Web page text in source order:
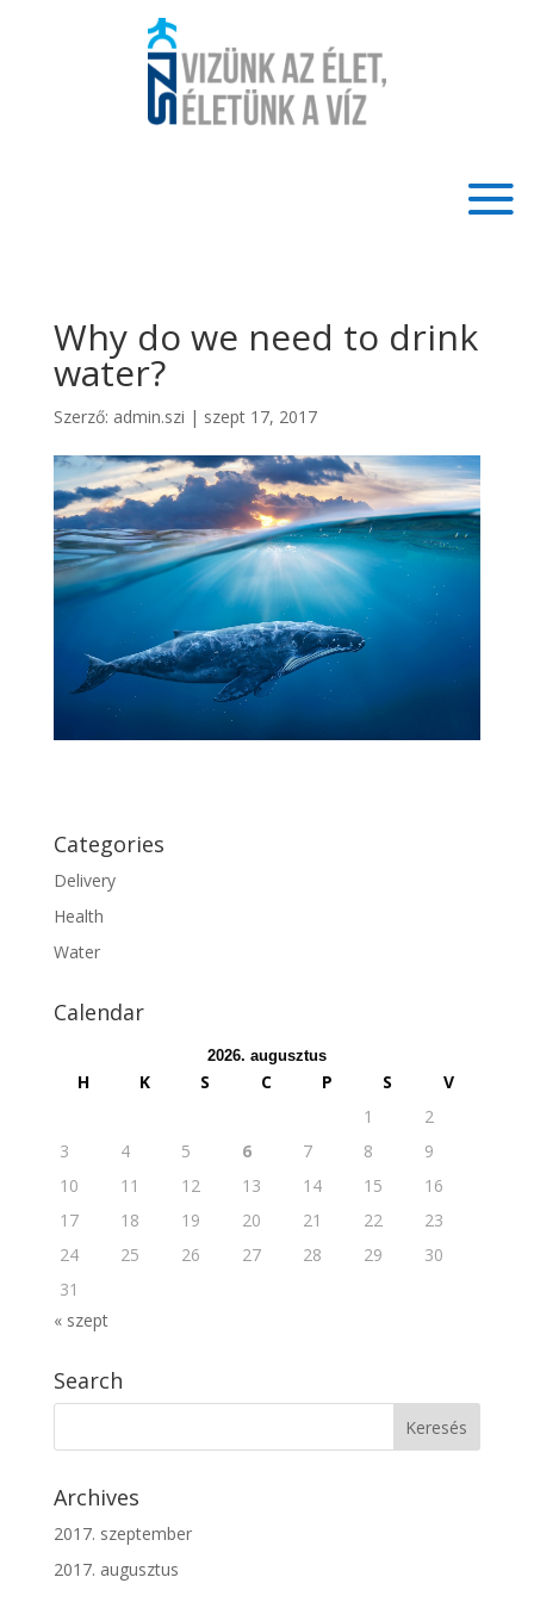
Why do we need to drink
water?
Szerző: admin.szi | szept 17, 2017
Categories
Delivery
Health
Water
Calendar
2026. augusztus
H K S C P S
V
1
2
3
4 5 6 7 8
9
10
11 12 13 14 15
16
17
18 19 20 21 22
23
24
25 26 27 28 29
30
31
« szept
Search
Archives
2017. szeptember
2017. augusztus